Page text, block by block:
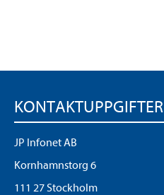
KONTAKTUPPGIFTER
JP Infonet AB
Kornhamnstorg 6
111 27 Stockholm